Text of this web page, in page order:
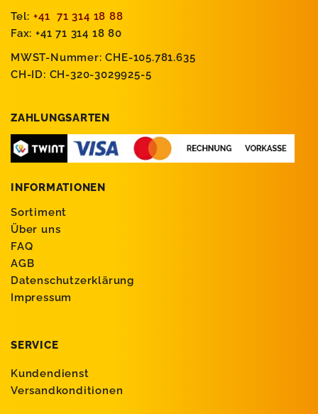
Tel: +41 71 314 18 88
Fax: +41 71 314 18 80
MWST-Nummer: CHE-105.781.635
CH-ID: CH-320-3029925-5
ZAHLUNGSARTEN
INFORMATIONEN
Sortiment
Über uns
FAQ
AGB
Datenschutzerklärung
Impressum
SERVICE
Kundendienst
Versandkonditionen